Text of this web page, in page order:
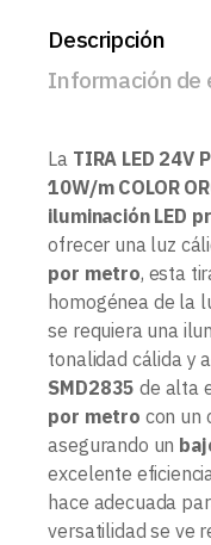
Descripción
Información de
La TIRA LED 24V
10W/m COLOR
iluminación LED
ofrecer una luz
por metro, esta
homogénea de la
se requiera una
tonalidad cálida y
SMD2835 de alta
por metro con un
asegurando un
excelente
hace adecuada
versatilidad se ve